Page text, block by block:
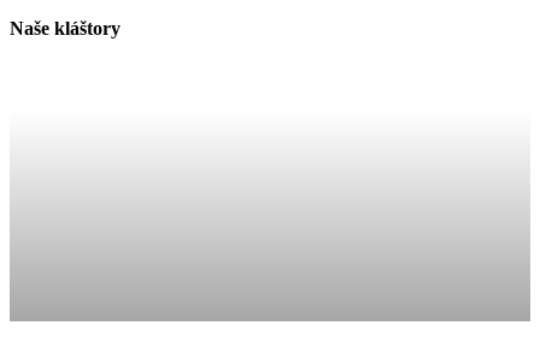
Naše kláštory